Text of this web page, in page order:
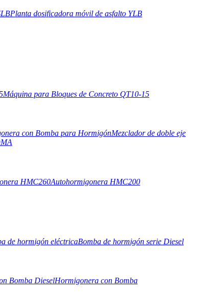
Planta dosificadora móvil de asfalto YLB
Máquina para Bloques de Concreto QT10-15
con Bomba para HormigónMezclador de doble eje
HMC260Autohormigonera HMC200
de hormigón eléctricaBomba de hormigón serie Diesel
Bomba DieselHormigonera con Bomba